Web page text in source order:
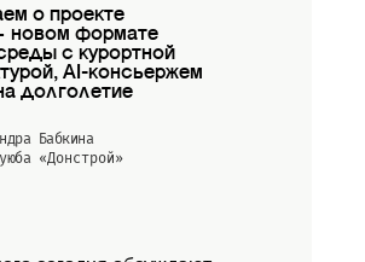
о проекте
новом формате
с курортной
AI-консьержем
долголетие
Бабкина
«Донстрой»